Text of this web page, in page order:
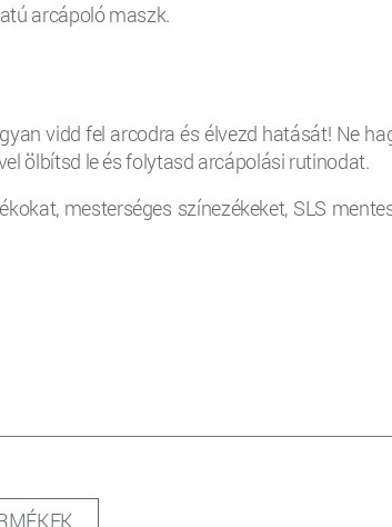
arcápoló maszk.
vidd fel arcodra és élvezd hatását! Ne
ölbítsd le és folytasd arcápolási rutinodat.
mesterséges színezékeket, SLS